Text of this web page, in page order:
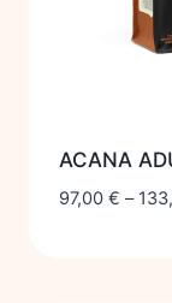
ACANA
97,00 € –